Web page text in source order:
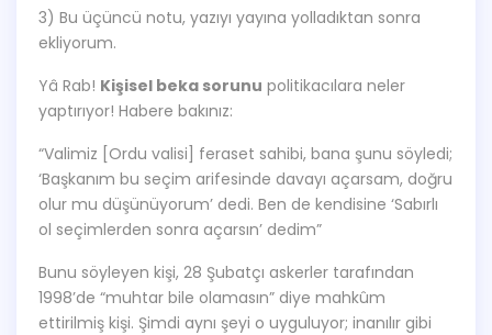
3) Bu üçüncü notu, yazıyı yayına yolladıktan sonra
ekliyorum.
Yâ Rab! Kişisel beka sorunu politikacılara neler
yaptırıyor! Habere bakınız:
“Valimiz [Ordu valisi] feraset sahibi, bana şunu söyledi;
‘Başkanım bu seçim arifesinde davayı açarsam, doğru
olur mu düşünüyorum’ dedi. Ben de kendisine ‘Sabırlı
ol seçimlerden sonra açarsın’ dedim”
Bunu söyleyen kişi, 28 Şubatçı askerler tarafından
1998’de “muhtar bile olamasın” diye mahkûm
ettirilmiş kişi. Şimdi aynı şeyi o uyguluyor; inanılır gibi